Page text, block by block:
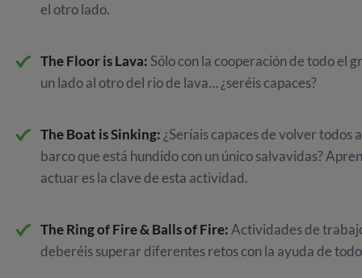
el otro lado.
The Floor is Lava: Sólo con la cooperación de todo el
un lado al otro del rio de lava… ¿seréis capaces?
The Boat is Sinking: ¿Seríais capaces de volver todos
barco que está hundido con un único salvavidas?
actuar es la clave de esta actividad.
The Ring of Fire & Balls of Fire:Actividades de
deberéis superar diferentes retos con la ayuda de